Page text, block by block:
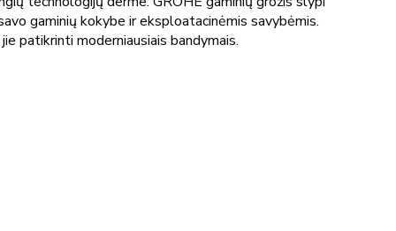
gaminių kokybe ir eksploatacinėmis savybėmis.
patikrinti moderniausiais bandymais.